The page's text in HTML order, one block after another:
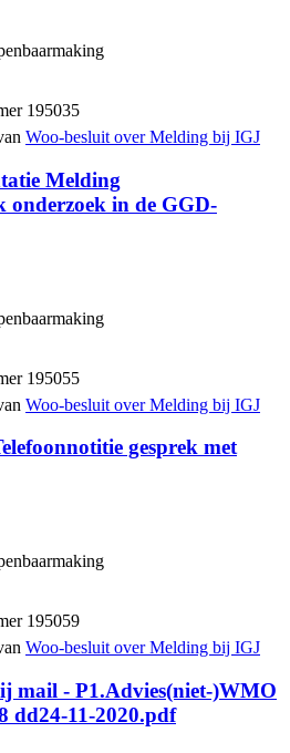
195035
Woo-besluit over Melding bij IGJ
Melding
onderzoek in de GGD-
195055
Woo-besluit over Melding bij IGJ
gesprek met
195059
Woo-besluit over Melding bij IGJ
mail - P1.Advies(niet-)WMO
dd24-11-2020.pdf